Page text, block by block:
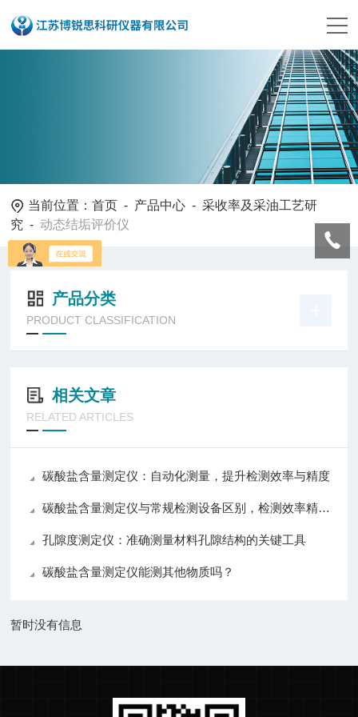
当前位置：首页 - 产品中心 -采收率及采油工艺研
究 -动态结垢评价仪
产品分类
PRODUCT CLASSIFICATION
相关文章
RELATED ARTICLES
碳酸盐含量测定仪：自动化测量，提升检测效率与精度
碳酸盐含量测定仪与常规检测设备区别，检测效率精准度操作对比分析
孔隙度测定仪：准确测量材料孔隙结构的关键工具
碳酸盐含量测定仪能测其他物质吗？
暂时没有信息